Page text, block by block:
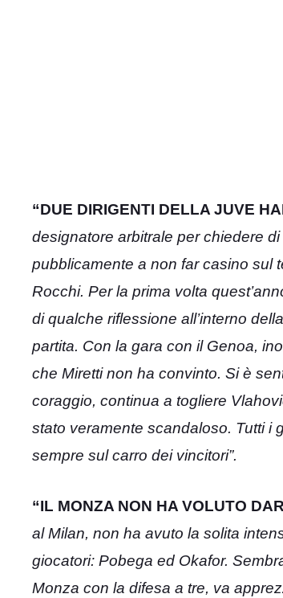
“DUE DIRIGENTI DELLA JUVE
designatore arbitrale per chiedere
pubblicamente a non far casino sul
Rocchi. Per la prima volta
di qualche riflessione all’interno
partita. Con la gara con il Genoa,
che Miretti non ha convinto. Si è
coraggio, continua a togliere
stato veramente scandaloso. Tutti i
sempre sul carro dei vincitori”.
“IL MONZA NON HA VOLUTO
al Milan, non ha avuto la solita
giocatori: Pobega ed Okafor.
Monza con la difesa a tre, va